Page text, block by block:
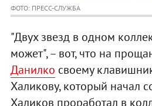
ФОТО: ПРЕСС-СЛУЖБА
"Двух звезд в одном
может", – вот, что на
Данилко своему
Халикову, который начал
Халиков проработал в